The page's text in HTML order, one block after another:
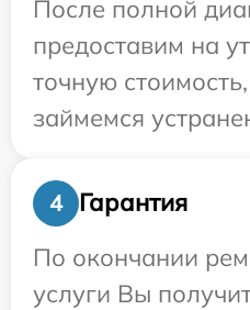
После полной
предоставим на
точную
займемся
4
Гарантия
По окончании
услуги Вы